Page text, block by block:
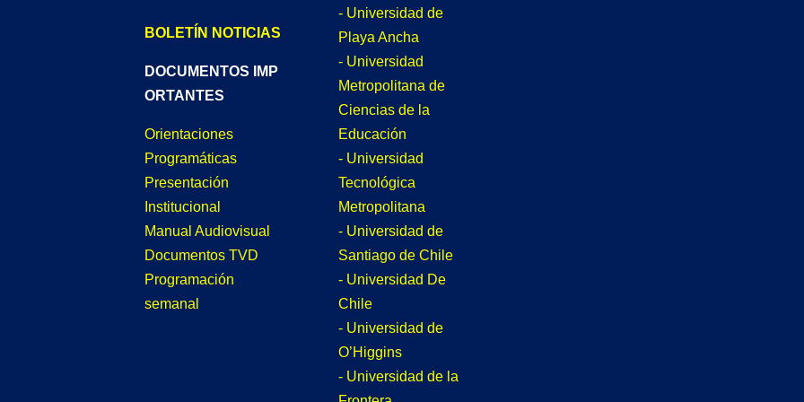
BOLETÍN NOTICIAS
DOCUMENTOS IMP
ORTANTES
Orientaciones
Programáticas
Presentación
Institucional
Manual Audiovisual
Documentos TVD
Programación
semanal
- Universidad de
Playa Ancha
- Universidad
Metropolitana de
Ciencias de la
Educación
- Universidad
Tecnológica
Metropolitana
- Universidad de
Santiago de Chile
- Universidad De
Chile
- Universidad de
O’Higgins
- Universidad de la